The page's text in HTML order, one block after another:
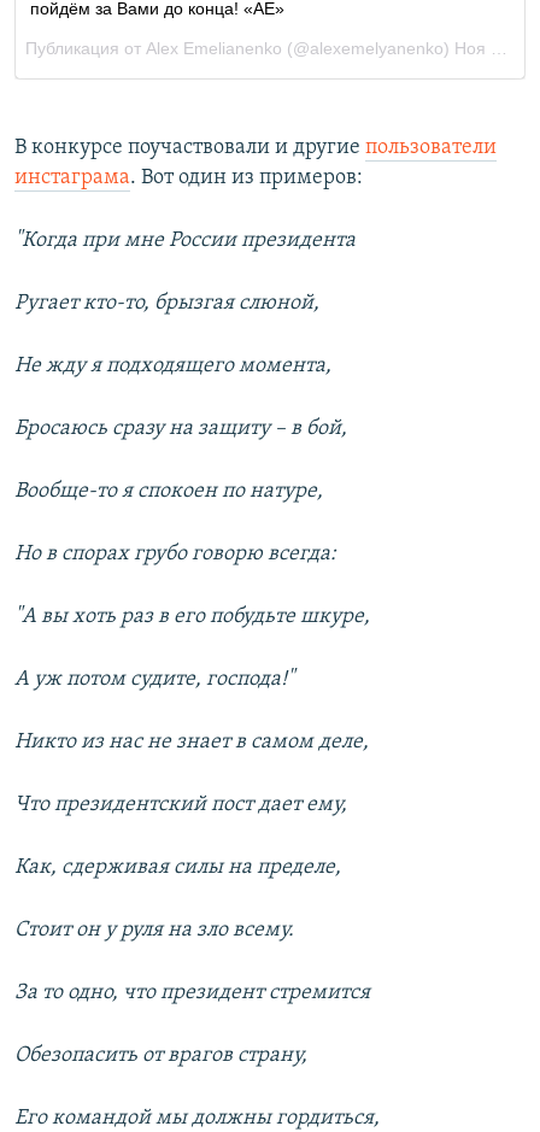
В конкурсе поучаствовали и другие пользователи
инстаграма. Вот один из примеров:
"Когда при мне России президента
Ругает кто-то, брызгая слюной,
Не жду я подходящего момента,
Бросаюсь сразу на защиту – в бой,
Вообще-то я спокоен по натуре,
Но в спорах грубо говорю всегда:
"А вы хоть раз в его побудьте шкуре,
А уж потом судите, господа!"
Никто из нас не знает в самом деле,
Что президентский пост дает ему,
Как, сдерживая силы на пределе,
Стоит он у руля на зло всему.
За то одно, что президент стремится
Обезопасить от врагов страну,
Его командой мы должны гордиться,